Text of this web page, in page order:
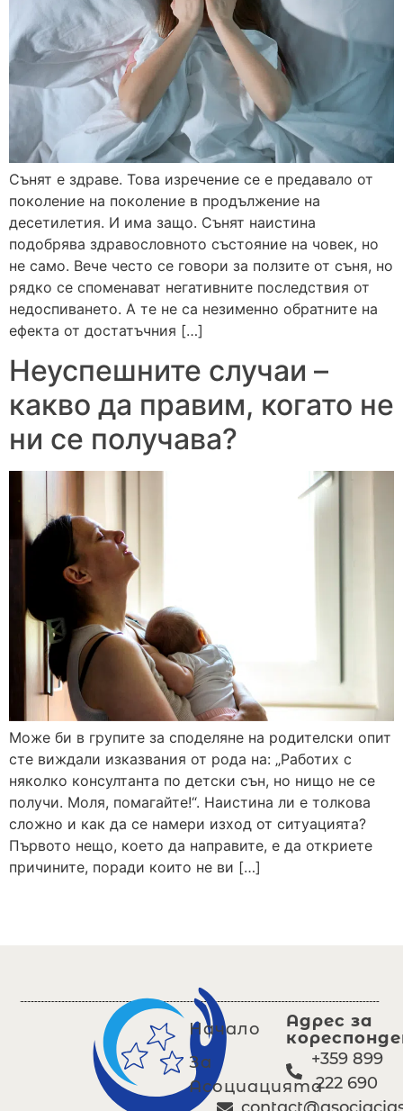
Сънят е здраве. Това изречение се е предавало от
поколение на поколение в продължение на
десетилетия. И има защо. Сънят наистина
подобрява здравословното състояние на човек, но
не само. Вече често се говори за ползите от съня, но
рядко се споменават негативните последствия от
недоспиването. А те не са незименно обратните на
ефекта от достатъчния […]
Неуспешните случаи –
какво да правим, когато не
ни се получава?
Може би в групите за споделяне на родителски опит
сте виждали изказвания от рода на: „Работих с
няколко консултанта по детски сън, но нищо не се
получи. Моля, помагайте!“. Наистина ли е толкова
сложно и как да се намери изход от ситуацията?
Първото нещо, което да направите, е да откриете
причините, поради които не ви […]
Начало
За
Асоциацията
Адрес за
+359 899
222 690